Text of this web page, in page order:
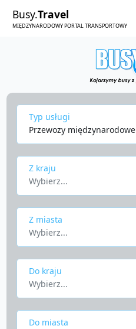
Busy.Travel
MIĘDZYNARODOWY PORTAL TRANSPORTOWY
Typ usługi
Przewozy międzynarodowe
Z kraju
Wybierz...
Z miasta
Wybierz...
Do kraju
Wybierz...
Do miasta